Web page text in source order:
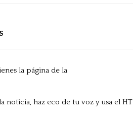
la página de la
noticia, haz eco de tu voz y usa el HT